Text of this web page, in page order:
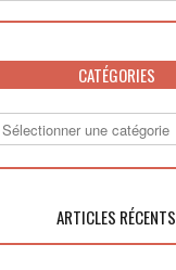
CATÉGORIES
ARTICLES RÉCENTS